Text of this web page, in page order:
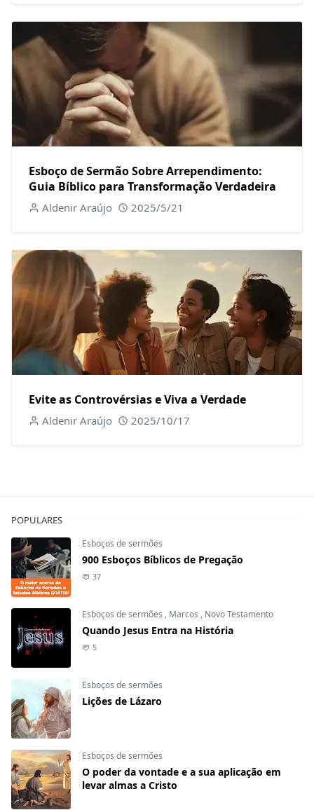
Esboço de Sermão Sobre Arrependimento:
Guia Bíblico para Transformação Verdadeira
Aldenir Araújo 2025/5/21
Evite as Controvérsias e Viva a Verdade
Aldenir Araújo 2025/10/17
POPULARES
Esboços de sermões
900 Esboços Bíblicos de Pregação
37
Esboços de sermões , Marcos , Novo Testamento
Quando Jesus Entra na História
5
Esboços de sermões
Lições de Lázaro
Esboços de sermões
O poder da vontade e a sua aplicação em
levar almas a Cristo